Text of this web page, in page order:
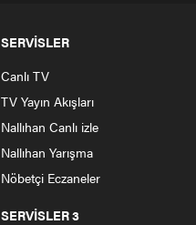
SERVİSLER
Canlı TV
TV Yayın Akışları
Nallıhan Canlı izle
Nallıhan Yarışma
Nöbetçi Eczaneler
SERVİSLER 3